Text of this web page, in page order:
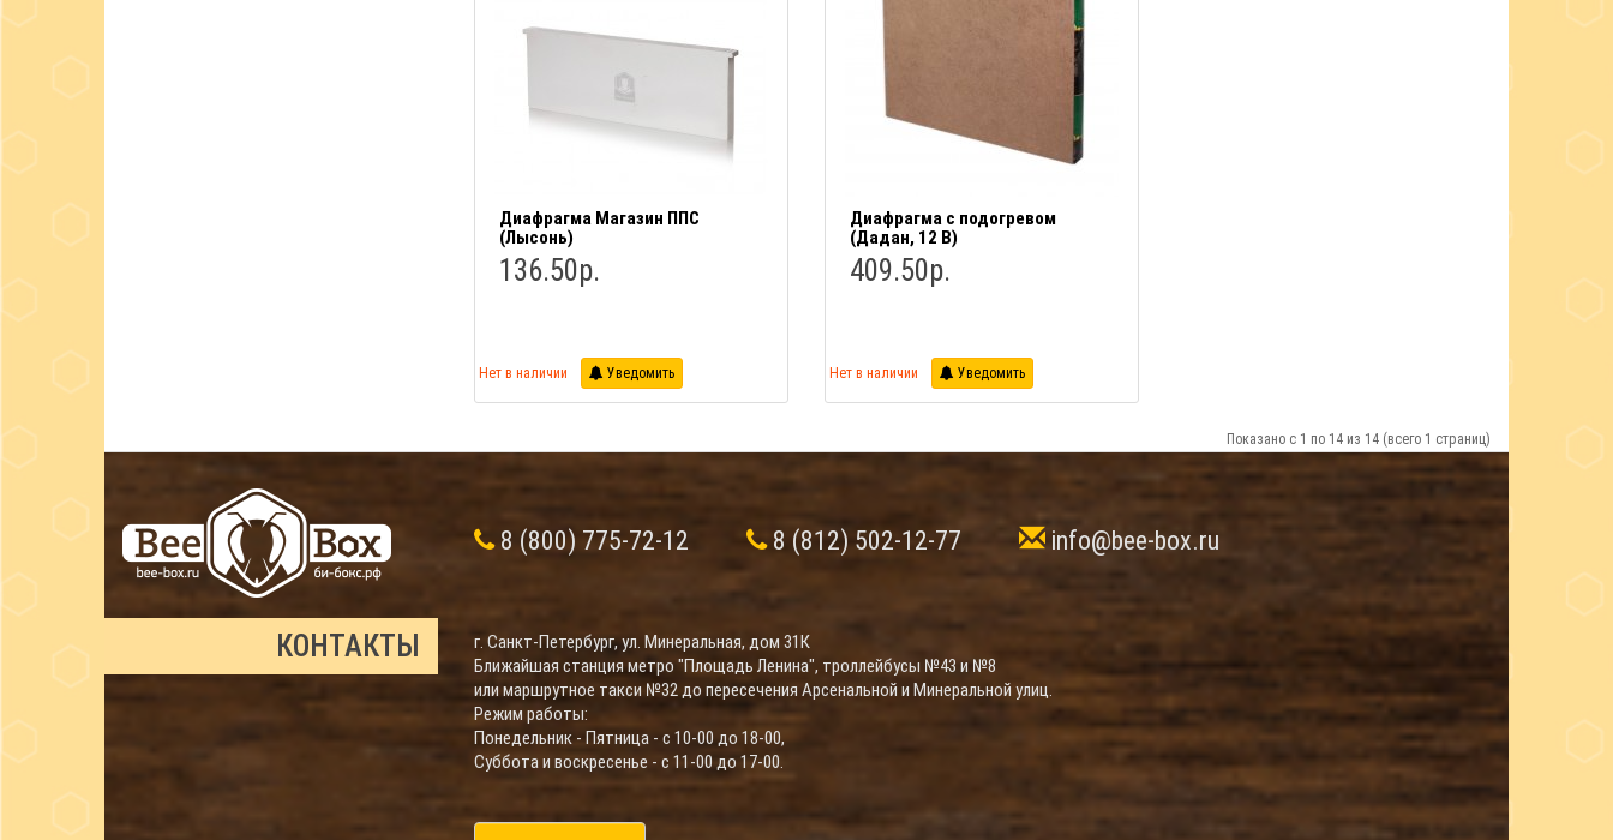
Диафрагма Магазин ППС
(Лысонь)
136.50р.
Нет в наличии Уведомить
Диафрагма с подогревом
(Дадан, 12 В)
409.50р.
Нет в наличии Уведомить
Показано с 1 по 14 из 14 (всего 1 страниц)
8 (800) 775-72-12 8 (812) 502-12-77 info@bee-box.ru
КОНТАКТЫ
г. Санкт-Петербург, ул. Минеральная, дом 31К
Ближайшая станция метро "Площадь Ленина", троллейбусы №43 и №8
или маршрутное такси №32 до пересечения Арсенальной и Минеральной улиц.
Режим работы:
Понедельник - Пятница - с 10-00 до 18-00,
Суббота и воскресенье - с 11-00 до 17-00.